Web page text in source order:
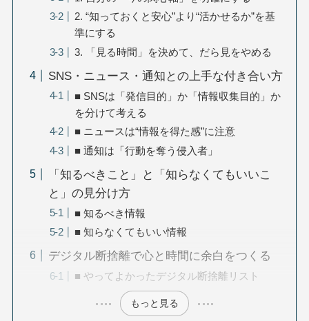
2. “知っておくと安心”より“活かせるか”を基
準にする
3. 「見る時間」を決めて、だら見をやめる
SNS・ニュース・通知との上手な付き合い方
■ SNSは「発信目的」か「情報収集目的」か
を分けて考える
■ ニュースは“情報を得た感”に注意
■ 通知は「行動を奪う侵入者」
「知るべきこと」と「知らなくてもいいこ
と」の見分け方
■ 知るべき情報
■ 知らなくてもいい情報
デジタル断捨離で心と時間に余白をつくる
■ やってよかったデジタル断捨離リスト
もっと見る